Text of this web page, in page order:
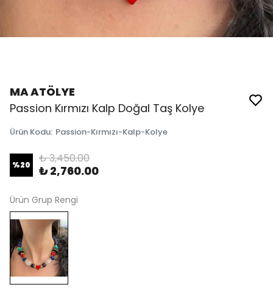
MA ATÖLYE
Passion Kırmızı Kalp Doğal Taş Kolye
Ürün Kodu: Passion-Kırmızı-Kalp-Kolye
%20 ₺ 3,450.00
₺ 2,760.00
Ürün Grup Rengi